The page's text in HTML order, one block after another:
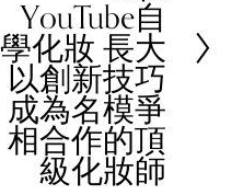
YouTube自
學化妝 長大
以創新技巧
成為名模爭
相合作的頂
級化妝師